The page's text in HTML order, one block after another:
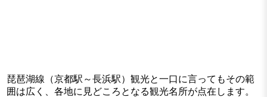
琵琶湖線（京都駅～長浜駅）観光と一口に言ってもその範
囲は広く、各地に見どころとなる観光名所が点在します。